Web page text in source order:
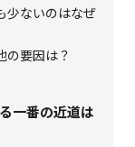
少ないのはなぜ
の要因は？
一番の近道は